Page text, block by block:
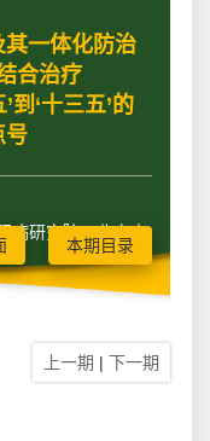
其一体化防治
合治疗
‘十三五’的
号
病研究院，北京中
本期目录
上一期 | 下一期